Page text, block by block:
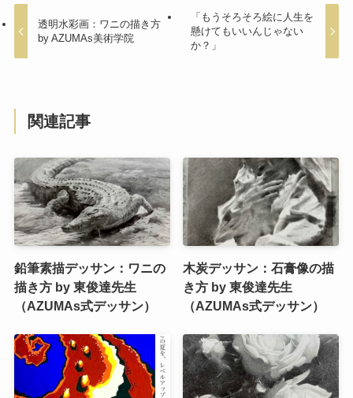
透明水彩画：ワニの描き方
by AZUMAs美術学院
「もうそろそろ絵に人生を
懸けてもいいんじゃない
か？」
関連記事
鉛筆素描デッサン：ワニの
描き方 by 東俊達先生
（AZUMAs式デッサン）
木炭デッサン：石膏像の描
き方 by 東俊達先生
（AZUMAs式デッサン）